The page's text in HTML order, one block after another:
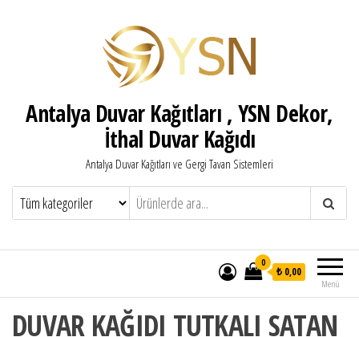
Antalya Duvar Kağıtları , YSN Dekor,
İthal Duvar Kağıdı
Antalya Duvar Kağıtları ve Gergi Tavan Sistemleri
Menü
0
₺ 0,00
DUVAR KAĞIDI TUTKALI SATAN